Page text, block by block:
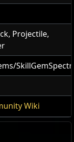
Projectile,
Wiki